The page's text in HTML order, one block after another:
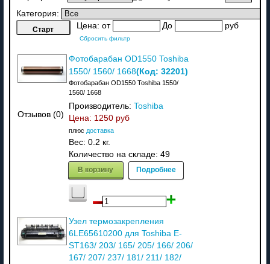
Категория:
Цена: от До руб
Сбросить фильтр
Отзывов (0)
Фотобарабан OD1550 Toshiba
1550/ 1560/ 1668(Код: 32201)
Фотобарабан OD1550 Toshiba 1550/
1560/ 1668
Производитель: Toshiba
Цена: 1250 руб
плюс доставка
Вес: 0.2 кг.
Количество на складе: 49
В корзину Подробнее
Узел термозакрепления
6LE65610200 для Toshiba E-
ST163/ 203/ 165/ 205/ 166/ 206/
167/ 207/ 237/ 181/ 211/ 182/